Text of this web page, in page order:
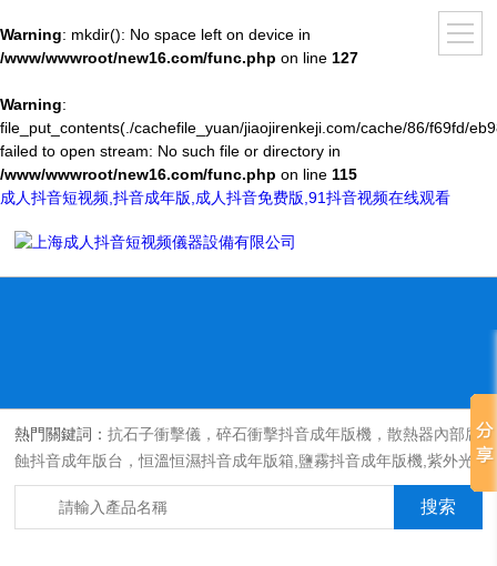
Warning: mkdir(): No space left on device in
/www/wwwroot/new16.com/func.php on line 127
Warning:
file_put_contents(./cachefile_yuan/jiaojirenkeji.com/cache/86/f69fd/
failed to open stream: No such file or directory in
/www/wwwroot/new16.com/func.php on line 115
成人抖音短视频,抖音成年版,成人抖音免费版,91抖音视频在线观看
熱門關鍵詞：抗石子衝擊儀，碎石衝擊抖音成年版機，散熱器內部腐
蝕抖音成年版台，恒溫恒濕抖音成年版箱,鹽霧抖音成年版機,紫外光
耐氣候老化抖音成年版箱,氙燈老化抖音成年版箱，沙塵抖音成年版
箱，淋雨抖音成年版箱，汽車內飾材料燃燒抖音成年版機